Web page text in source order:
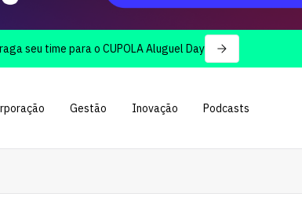
para o CUPOLA Aluguel Day
Gestão Inovação Podcasts